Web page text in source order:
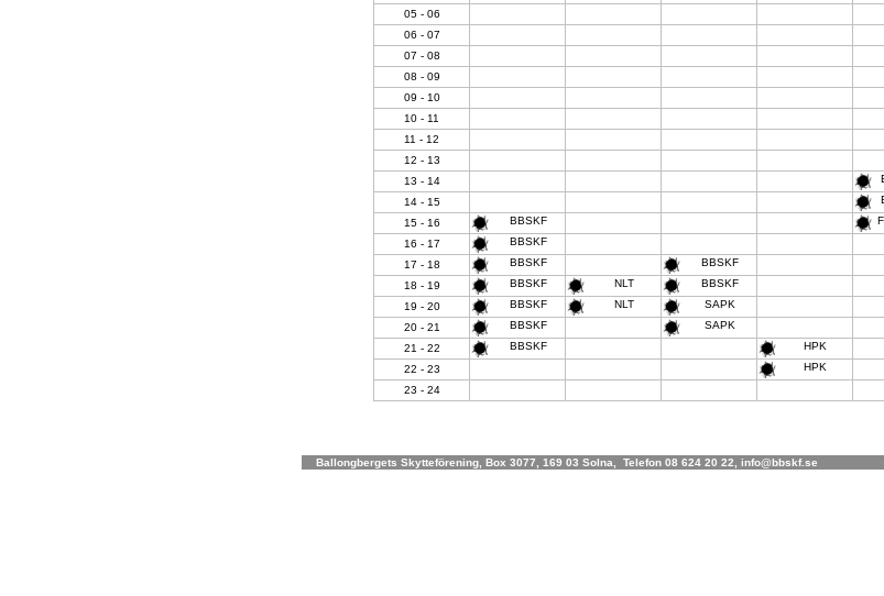
05 - 06
06 - 07
07 - 08
08 - 09
09 - 10
10 - 11
11 - 12
12 - 13
13 - 14
14 - 15
15 - 16
BBSKF
16 - 17
BBSKF
17 - 18
BBSKF BBSKF
18 - 19
BBSKF NLT BBSKF
19 - 20
BBSKF NLT SAPK
20 - 21
BBSKF SAPK
21 - 22
BBSKF HPK
22 - 23
HPK
23 - 24
Ballongbergets Skytteförening, Box 3077, 169 03 Solna, Telefon 08 624 20 22, info@bbskf.se